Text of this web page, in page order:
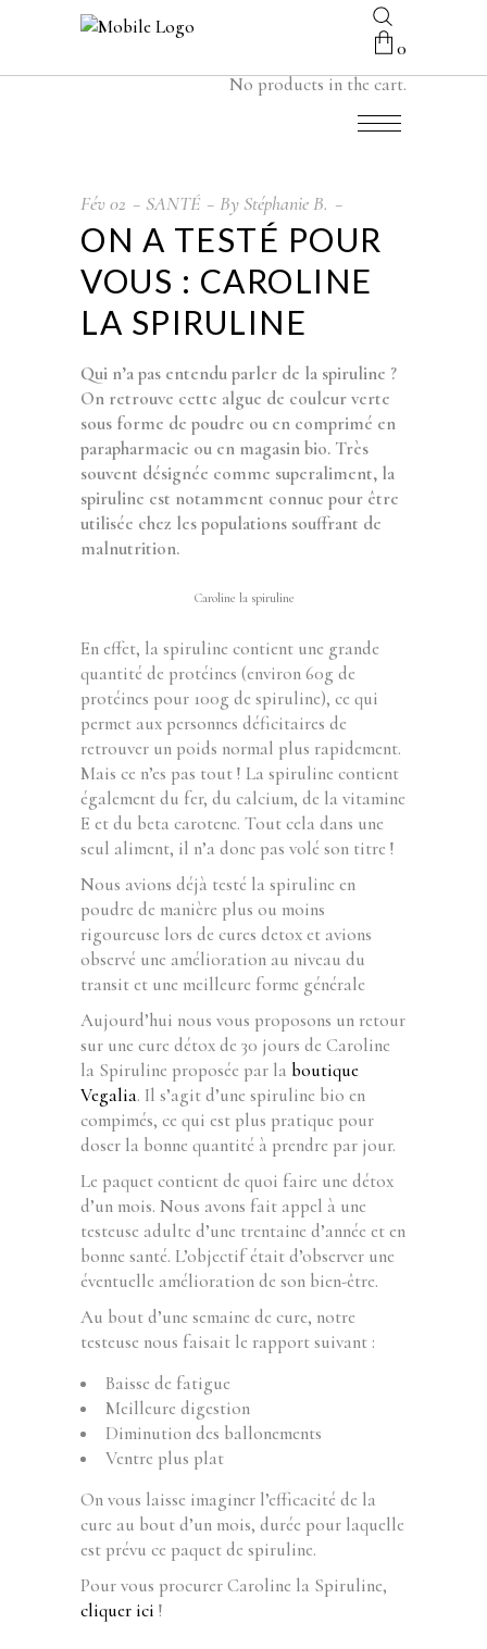
0
No products in the cart.
Fév02 SANTÉ By Stéphanie B.
ON A TESTÉ POUR
VOUS : CAROLINE
LA SPIRULINE
Qui n’a pas entendu parler de la spiruline ?
On retrouve cette algue de couleur verte
sous forme de poudre ou en comprimé en
parapharmacie ou en magasin bio. Très
souvent désignée comme superaliment, la
spiruline est notamment connue pour être
utilisée chez les populations souffrant de
malnutrition.
Caroline la spiruline
En effet, la spiruline contient une grande
quantité de protéines (environ 60g de
protéines pour 100g de spiruline), ce qui
permet aux personnes déficitaires de
retrouver un poids normal plus rapidement.
Mais ce n’es pas tout ! La spiruline contient
également du fer, du calcium, de la vitamine
E et du beta carotene. Tout cela dans une
seul aliment, il n’a donc pas volé son titre !
Nous avions déjà testé la spiruline en
poudre de manière plus ou moins
rigoureuse lors de cures detox et avions
observé une amélioration au niveau du
transit et une meilleure forme générale
Aujourd’hui nous vous proposons un retour
sur une cure détox de 30 jours de Caroline
la Spiruline proposée par la boutique
Vegalia. Il s’agit d’une spiruline bio en
compimés, ce qui est plus pratique pour
doser la bonne quantité à prendre par jour.
Le paquet contient de quoi faire une détox
d’un mois. Nous avons fait appel à une
testeuse adulte d’une trentaine d’année et en
bonne santé. L’objectif était d’observer une
éventuelle amélioration de son bien-être.
Au bout d’une semaine de cure, notre
testeuse nous faisait le rapport suivant :
Baisse de fatigue
Meilleure digestion
Diminution des ballonements
Ventre plus plat
On vous laisse imaginer l’efficacité de la
cure au bout d’un mois, durée pour laquelle
est prévu ce paquet de spiruline.
Pour vous procurer Caroline la Spiruline,
cliquer ici !